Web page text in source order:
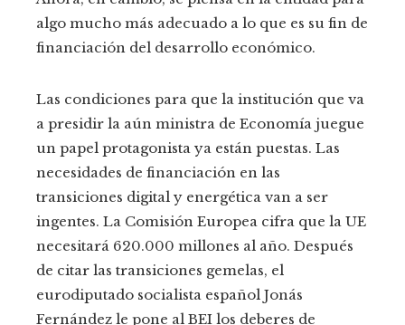
algo mucho más adecuado a lo que es su fin de
financiación del desarrollo económico.
Las condiciones para que la institución que va
a presidir la aún ministra de Economía juegue
un papel protagonista ya están puestas. Las
necesidades de financiación en las
transiciones digital y energética van a ser
ingentes. La Comisión Europea cifra que la UE
necesitará 620.000 millones al año. Después
de citar las transiciones gemelas, el
eurodiputado socialista español Jonás
Fernández le pone al BEI los deberes de